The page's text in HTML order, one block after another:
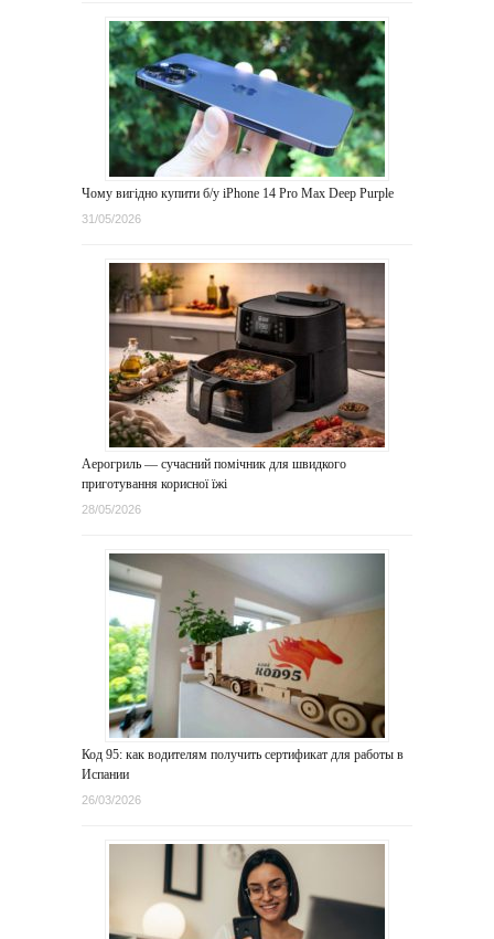
Чому вигідно купити б/у iPhone 14 Pro Max Deep Purple
31/05/2026
Аерогриль — сучасний помічник для швидкого
приготування корисної їжі
28/05/2026
Код 95: как водителям получить сертификат для работы в
Испании
26/03/2026